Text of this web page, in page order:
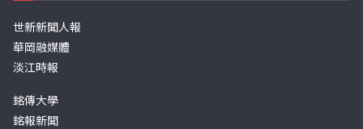
世新新聞人報
華岡融媒體
淡江時報
銘傳大學
銘報新聞